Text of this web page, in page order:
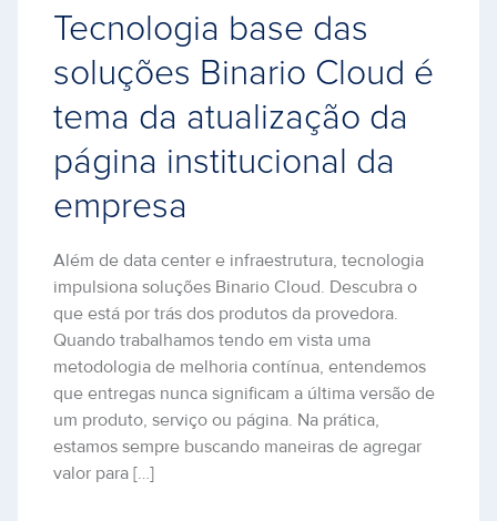
Tecnologia base das
soluções Binario Cloud é
tema da atualização da
página institucional da
empresa
Além de data center e infraestrutura, tecnologia
impulsiona soluções Binario Cloud. Descubra o
que está por trás dos produtos da provedora.
Quando trabalhamos tendo em vista uma
metodologia de melhoria contínua, entendemos
que entregas nunca significam a última versão de
um produto, serviço ou página. Na prática,
estamos sempre buscando maneiras de agregar
valor para […]